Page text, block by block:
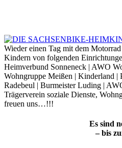
Wieder einen Tag mit dem
Kindern von folgenden
Heimverbund Sonneneck | AWO
Wohngruppe Meißen | Kinderland |
Radebeul | Burmeister Luding |
Trägerverein soziale Dienste,
freuen uns…!!!
Es sind
– bis